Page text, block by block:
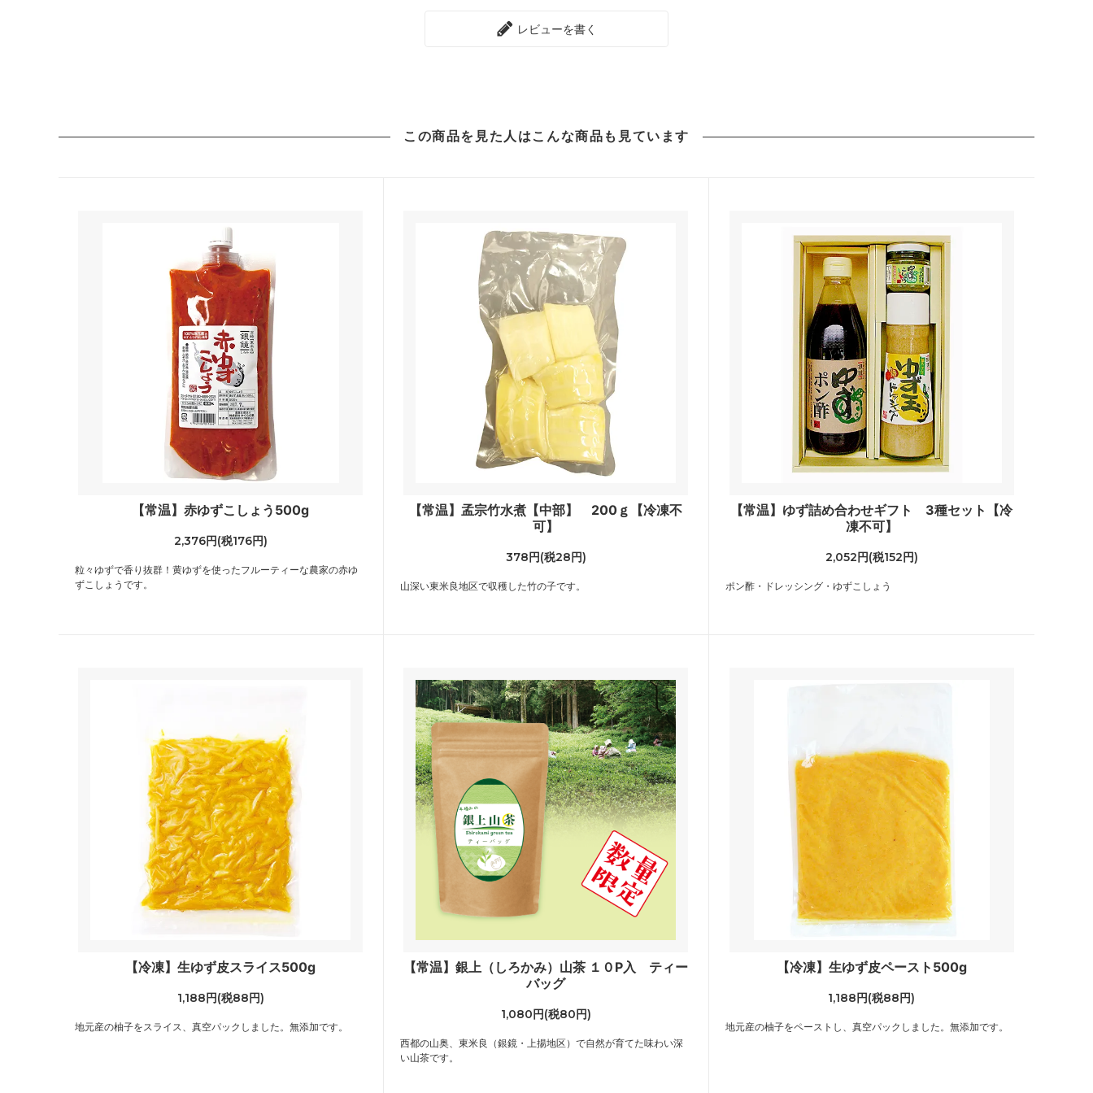
レビューを書く
この商品を見た人は こんな商品も見ています
【常温】赤ゆずこしょう500g
2,376円(税176円)
粒々ゆずで香り抜群！黄ゆずを使ったフルーティーな農家の赤ゆ
ずこしょうです。
【常温】孟宗竹水煮【中部】 200ｇ【冷凍不
可】
378円(税28円)
山深い東米良地区で収穫した竹の子です。
【常温】ゆず詰め合わせギフト 3種セット【冷
凍不可】
2,052円(税152円)
ポン酢・ドレッシング・ゆずこしょう
【冷凍】生ゆず皮スライス500g
1,188円(税88円)
地元産の柚子をスライス、真空パックしました。無添加です。
【常温】銀上（しろかみ）山茶 １０P入 ティー
バッグ
1,080円(税80円)
西都の山奥、東米良（銀鏡・上揚地区）で自然が育てた味わい深
い山茶です。
【冷凍】生ゆず皮ペースト500g
1,188円(税88円)
地元産の柚子をペーストし、真空パックしました。無添加です。